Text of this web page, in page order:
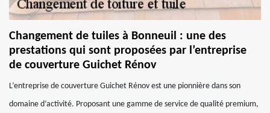
Changement de tuiles à Bonneuil : une des
prestations qui sont proposées par l’entreprise
de couverture Guichet Rénov
L’entreprise de couverture Guichet Rénov est une pionnière dans son
domaine d’activité. Proposant une gamme de service de qualité premium,